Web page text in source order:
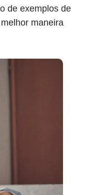
de exemplos de
maneira